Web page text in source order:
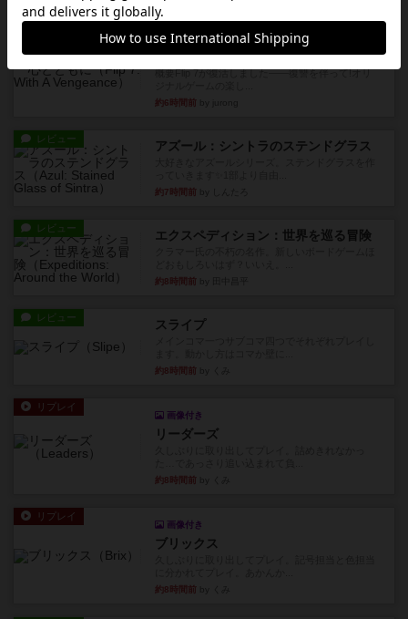
画像付き 充実
フリップ７：復讐心とともに
約6時間前
レビュー アズール：シントラのステンドグラス
約7時間前
レビュー エクスペディション：世界を巡る冒険
約8時間前
レビュー スライプ
約8時間前
リプレイ
画像付き
リーダーズ
約8時間前
リプレイ
画像付き
ブリックス
約8時間前